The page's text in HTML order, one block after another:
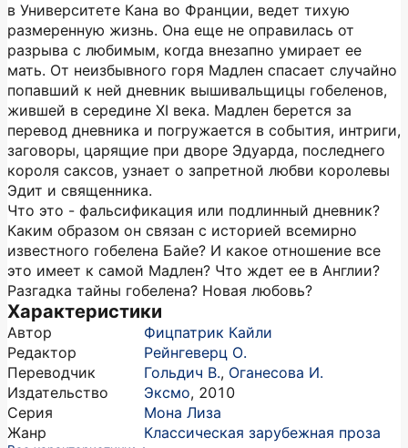
в Университете Кана во Франции, ведет тихую
размеренную жизнь. Она еще не оправилась от
разрыва с любимым, когда внезапно умирает ее
мать. От неизбывного горя Мадлен спасает случайно
попавший к ней дневник вышивальщицы гобеленов,
жившей в середине XI века. Мадлен берется за
перевод дневника и погружается в события, интриги,
заговоры, царящие при дворе Эдуарда, последнего
короля саксов, узнает о запретной любви королевы
Эдит и священника.
Что это - фальсификация или подлинный дневник?
Каким образом он связан с историей всемирно
известного гобелена Байе? И какое отношение все
это имеет к самой Мадлен? Что ждет ее в Англии?
Разгадка тайны гобелена? Новая любовь?
Характеристики
Автор
Фицпатрик Кайли
Редактор
Рейнгеверц О.
Переводчик
Гольдич В., Оганесова И.
Издательство
Эксмо, 2010
Серия
Мона Лиза
Жанр
Классическая зарубежная проза